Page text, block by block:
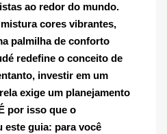
ao redor do mundo.
cores vibrantes,
palmilha de conforto
redefine o conceito de
investir em um
exige um planejamento
por isso que o
este guia: para você